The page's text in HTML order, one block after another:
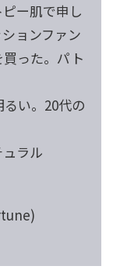
ー肌で申し
ョンファン
った。パト
い。20代の
ラル